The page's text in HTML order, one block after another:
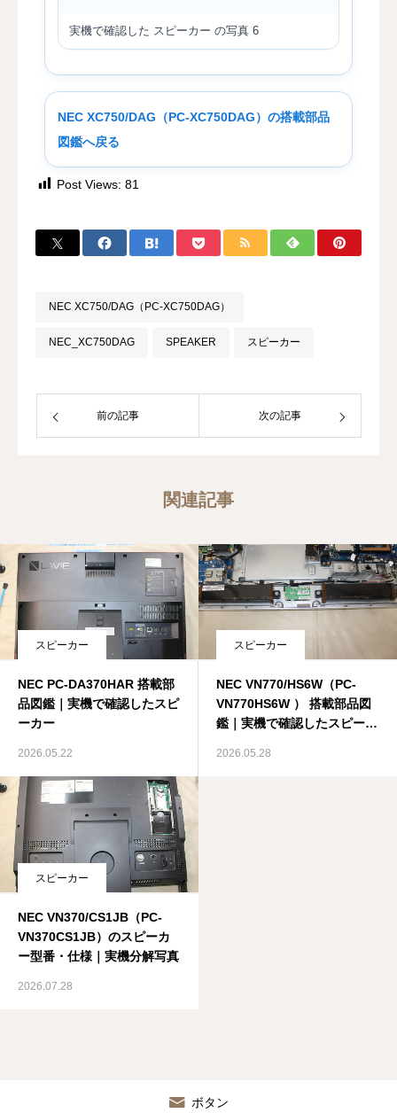
実機で確認した スピーカー の写真 6
NEC XC750/DAG（PC-XC750DAG）の搭載部品
図鑑へ戻る
Post Views: 81
NEC XC750/DAG（PC-XC750DAG）
NEC_XC750DAG SPEAKER スピーカー
前の記事 次の記事
関連記事
スピーカー
NEC PC-DA370HAR 搭載部
品図鑑｜実機で確認したスピ
ーカー
2026.05.22
スピーカー
NEC VN770/HS6W（PC-
VN770HS6W ） 搭載部品図
鑑｜実機で確認したスピーカ
2026.05.28
スピーカー
NEC VN370/CS1JB（PC-
VN370CS1JB）のスピーカ
ー型番・仕様｜実機分解写真
2026.07.28
ボタン